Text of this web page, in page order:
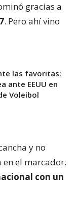
gracias a
. Pero ahí vino
las favoritas:
ante EEUU en
Voleibol
y no
el marcador.
con un